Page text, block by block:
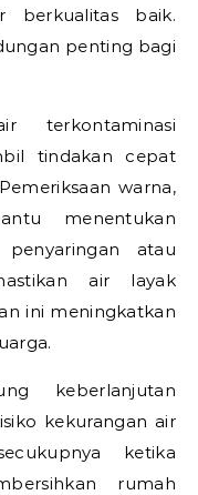
berkualitas baik.
penting bagi
terkontaminasi
tindakan cepat
warna,
menentukan
atau
air layak
ini meningkatkan
keberlanjutan
kekurangan air
ketika
rumah